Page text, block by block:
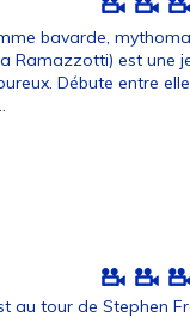
bavarde,
Ramazzotti) est une
Débute entre
au tour de Stephen